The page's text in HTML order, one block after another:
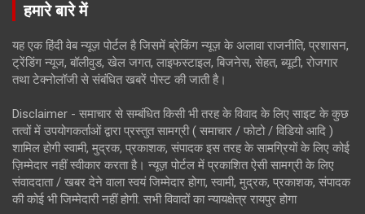
हमारे बारे में
यह एक हिंदी वेब न्यूज़ पोर्टल है जिसमें ब्रेकिंग न्यूज़ के अलावा राजनीति, प्रशासन,
ट्रेंडिंग न्यूज, बॉलीवुड, खेल जगत, लाइफस्टाइल, बिजनेस, सेहत, ब्यूटी, रोजगार
तथा टेक्नोलॉजी से संबंधित खबरें पोस्ट की जाती है।
Disclaimer - समाचार से सम्बंधित किसी भी तरह के विवाद के लिए साइट के कुछ
तत्वों में उपयोगकर्ताओं द्वारा प्रस्तुत सामग्री ( समाचार / फोटो / विडियो आदि )
शामिल होगी स्वामी, मुद्रक, प्रकाशक, संपादक इस तरह के सामग्रियों के लिए कोई
ज़िम्मेदार नहीं स्वीकार करता है। न्यूज़ पोर्टल में प्रकाशित ऐसी सामग्री के लिए
संवाददाता / खबर देने वाला स्वयं जिम्मेदार होगा, स्वामी, मुद्रक, प्रकाशक, संपादक
की कोई भी जिम्मेदारी नहीं होगी. सभी विवादों का न्यायक्षेत्र रायपुर होगा